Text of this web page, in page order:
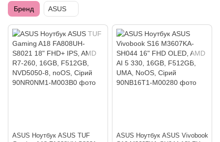
Бренд ASUS
ASUS Ноутбук ASUS TUF
ASUS Ноутбук ASUS Vivobook